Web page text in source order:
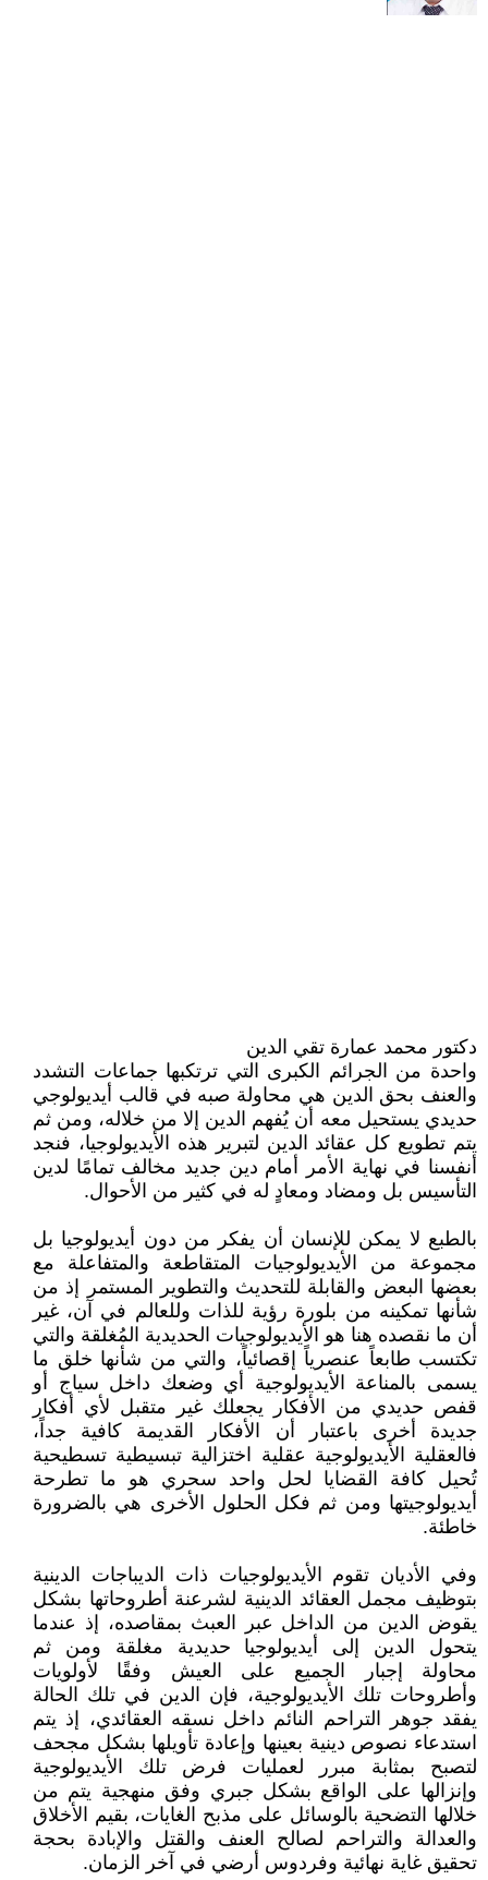
دكتور محمد عمارة تقي الدين
واحدة من الجرائم الكبرى التي ترتكبها جماعات التشدد
والعنف بحق الدين هي محاولة صبه في قالب أيديولوجي
حديدي يستحيل معه أن يُفهم الدين إلا من خلاله، ومن ثم
يتم تطويع كل عقائد الدين لتبرير هذه الأيديولوجيا، فنجد
أنفسنا في نهاية الأمر أمام دين جديد مخالف تمامًا لدين
التأسيس بل ومضاد ومعادٍ له في كثير من الأحوال.
بالطبع لا يمكن للإنسان أن يفكر من دون أيديولوجيا بل
مجموعة من الأيديولوجيات المتقاطعة والمتفاعلة مع
بعضها البعض والقابلة للتحديث والتطوير المستمر إذ من
شأنها تمكينه من بلورة رؤية للذات وللعالم في آن، غير
أن ما نقصده هنا هو الأيديولوجيات الحديدية المُغلقة والتي
تكتسب طابعاً عنصرياً إقصائياً، والتي من شأنها خلق ما
يسمى بالمناعة الأيديولوجية أي وضعك داخل سياج أو
قفص حديدي من الأفكار يجعلك غير متقبل لأي أفكار
جديدة أخرى باعتبار أن الأفكار القديمة كافية جداً،
فالعقلية الأيديولوجية عقلية اختزالية تبسيطية تسطيحية
تُحيل كافة القضايا لحل واحد سحري هو ما تطرحة
أيديولوجيتها ومن ثم فكل الحلول الأخرى هي بالضرورة
خاطئة.
وفي الأديان تقوم الأيديولوجيات ذات الديباجات الدينية
بتوظيف مجمل العقائد الدينية لشرعنة أطروحاتها بشكل
يقوض الدين من الداخل عبر العبث بمقاصده، إذ عندما
يتحول الدين إلى أيديولوجيا حديدية مغلقة ومن ثم
محاولة إجبار الجميع على العيش وفقًا لأولويات
وأطروحات تلك الأيديولوجية، فإن الدين في تلك الحالة
يفقد جوهر التراحم النائم داخل نسقه العقائدي، إذ يتم
استدعاء نصوص دينية بعينها وإعادة تأويلها بشكل مجحف
لتصبح بمثابة مبرر لعمليات فرض تلك الأيديولوجية
وإنزالها على الواقع بشكل جبري وفق منهجية يتم من
خلالها التضحية بالوسائل على مذبح الغايات، بقيم الأخلاق
والعدالة والتراحم لصالح العنف والقتل والإبادة بحجة
تحقيق غاية نهائية وفردوس أرضي في آخر الزمان.